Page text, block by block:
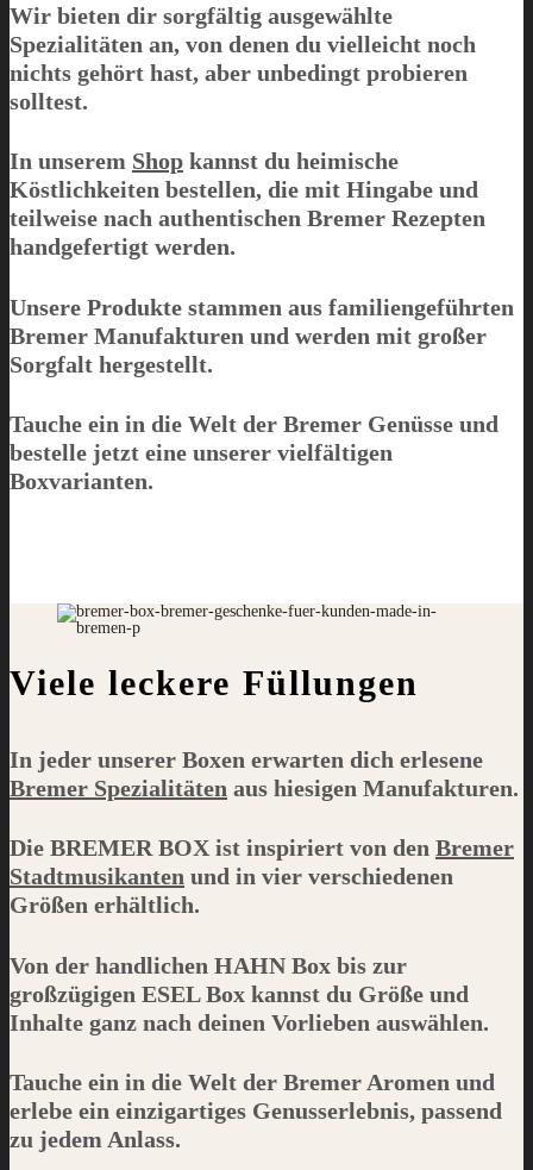
Wir bieten dir sorgfältig ausgewählte
Spezialitäten an, von denen du vielleicht noch
nichts gehört hast, aber unbedingt probieren
solltest.
In unserem Shop kannst du heimische
Köstlichkeiten bestellen, die mit Hingabe und
teilweise nach authentischen Bremer Rezepten
handgefertigt werden.
Unsere Produkte stammen aus familiengeführten
Bremer Manufakturen und werden mit großer
Sorgfalt hergestellt.
Tauche ein in die Welt der Bremer Genüsse und
bestelle jetzt eine unserer vielfältigen
Boxvarianten.
Viele leckere Füllungen
In jeder unserer Boxen erwarten dich erlesene
Bremer Spezialitäten aus hiesigen Manufakturen.
Die BREMER BOX ist inspiriert von den Bremer
Stadtmusikanten und in vier verschiedenen
Größen erhältlich.
Von der handlichen HAHN Box bis zur
großzügigen ESELBox kannst du Größe und
Inhalte ganz nach deinen Vorlieben auswählen.
Tauche ein in die Welt der Bremer Aromen und
erlebe ein einzigartiges Genusserlebnis, passend
zu jedem Anlass.